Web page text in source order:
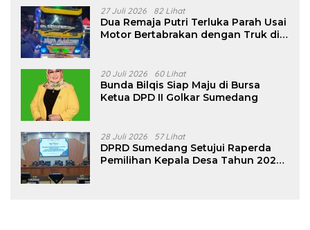
27 Juli 2026 82 Lihat
Dua Remaja Putri Terluka Parah Usai
Motor Bertabrakan dengan Truk di
20 Juli 2026 60 Lihat
Bunda Bilqis Siap Maju di Bursa
Ketua DPD II Golkar Sumedang
28 Juli 2026 57 Lihat
DPRD Sumedang Setujui Raperda
Pemilihan Kepala Desa Tahun 2026